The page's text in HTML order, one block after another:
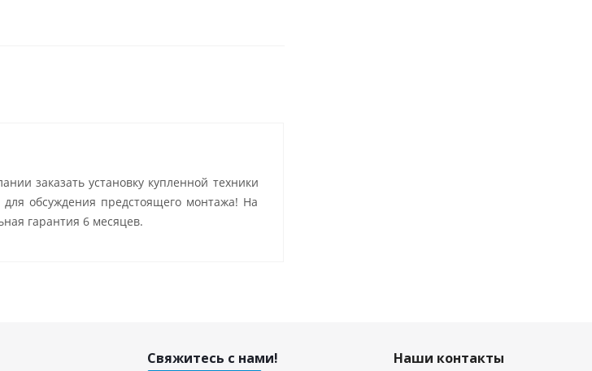
заказать установку купленной техники
обсуждения предстоящего монтажа! На
гарантия 6 месяцев.
Свяжитесь с нами! Наши контакты